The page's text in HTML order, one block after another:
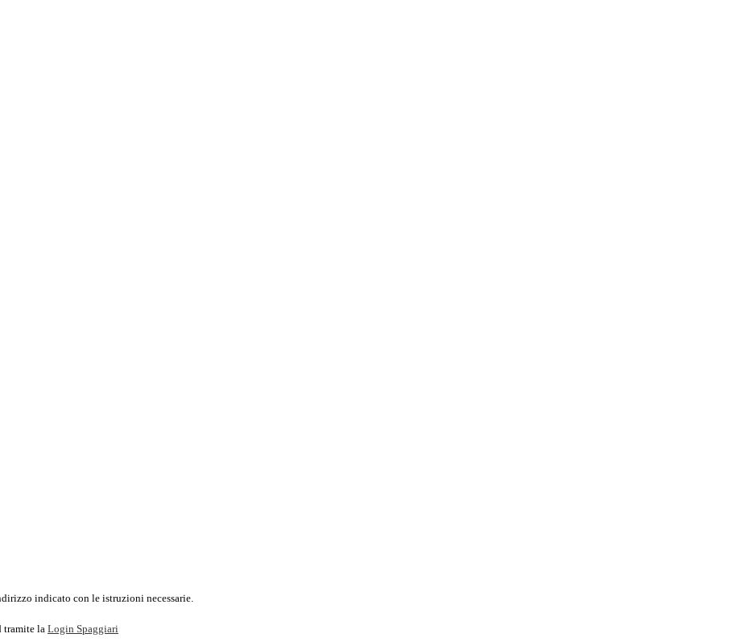
indicato con le istruzioni necessarie.
tramite la Login Spaggiari